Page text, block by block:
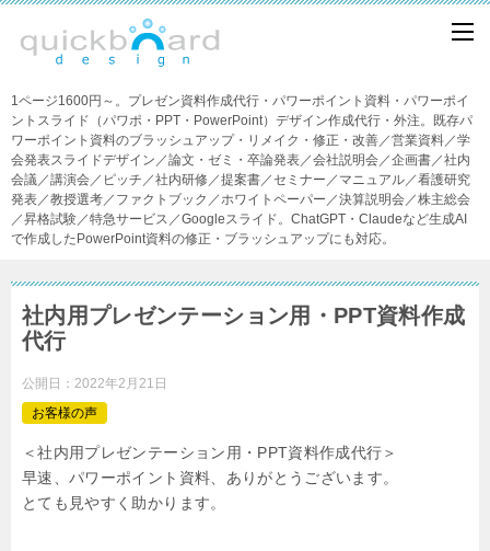
1ページ1600円～。プレゼン資料作成代行・パワーポイント資料・パワーポイ
ントスライド（パワポ・PPT・PowerPoint）デザイン作成代行・外注。既存パ
ワーポイント資料のブラッシュアップ・リメイク・修正・改善／営業資料／学
会発表スライドデザイン／論文・ゼミ・卒論発表／会社説明会／企画書／社内
会議／講演会／ピッチ／社内研修／提案書／セミナー／マニュアル／看護研究
発表／教授選考／ファクトブック／ホワイトペーパー／決算説明会／株主総会
／昇格試験／特急サービス／Googleスライド。ChatGPT・Claudeなど生成AI
で作成したPowerPoint資料の修正・ブラッシュアップにも対応。
社内用プレゼンテーション用・PPT資料作成
代行
公開日： 2022年2月21日
お客様の声
＜社内用プレゼンテーション用・PPT資料作成代行＞
早速、パワーポイント資料、ありがとうございます。
とても見やすく助かります。